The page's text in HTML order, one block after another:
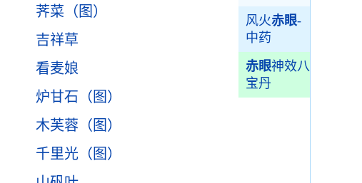
风火赤眼-
中药
赤眼神效八
宝丹
荠菜（图）
吉祥草
看麦娘
炉甘石（图）
木芙蓉（图）
千里光（图）